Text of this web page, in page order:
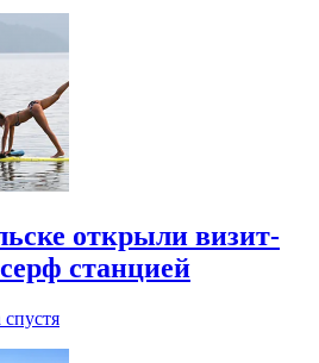
открыли визит-
станцией
спустя